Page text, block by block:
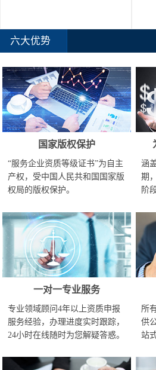
六大优势
国家版权保护
“服务企业资质等级证书”为自主
产权，受中国人民共和国国家版
权局的版权保护。
涵
期
阶
一对一专业服务
专业领域顾问4年以上资质申报
服务经验，办理进度实时跟踪，
24小时在线随时为您解疑答惑。
所
供
站